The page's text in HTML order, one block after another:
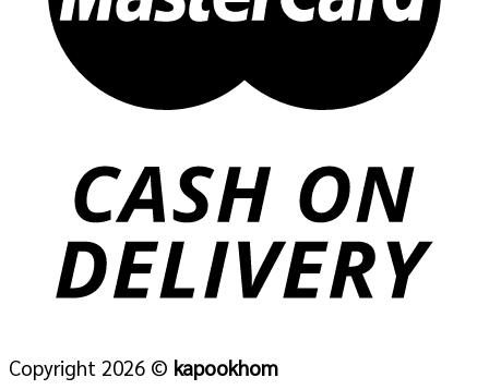
Copyright 2026 © kapookhom